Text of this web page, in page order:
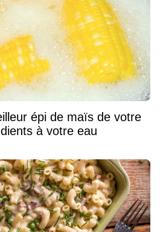
épi de maïs de votre
à votre eau